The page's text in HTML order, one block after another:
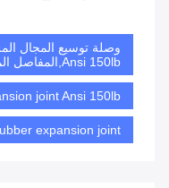
وصلة توسيع المجال
Ansi 150lb,المفاصل المرنة المرنة
joint Ansi 150lb
expansion joint